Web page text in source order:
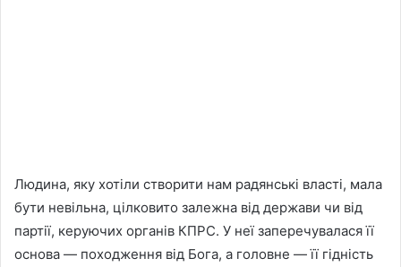
Людина, яку хотiли створити нам радянськi властi, мала
бути невiльна, цiлковито залежна вiд держави чи вiд
партiї, керуючих органiв КПРС. У неї заперечувалася її
основа — походження вiд Бога, а головне — її гiднiсть